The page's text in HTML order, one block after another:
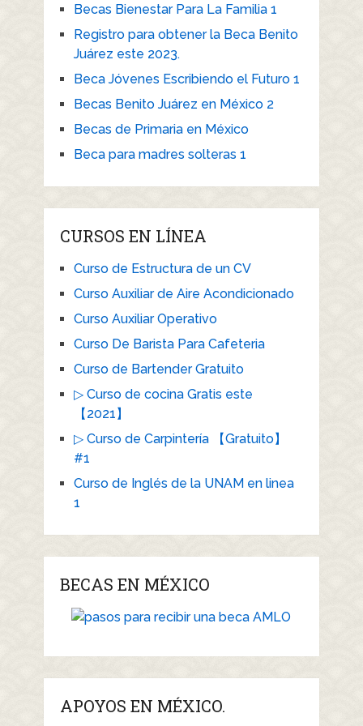
Becas Bienestar Para La Familia 1
Registro para obtener la Beca Benito
Juárez este 2023.
Beca Jóvenes Escribiendo el Futuro 1
Becas Benito Juárez en México 2
Becas de Primaria en México
Beca para madres solteras 1
CURSOS EN LÍNEA
Curso de Estructura de un CV
Curso Auxiliar de Aire Acondicionado
Curso Auxiliar Operativo
Curso De Barista Para Cafeteria
Curso de Bartender Gratuito
▷ Curso de cocina Gratis este
【2021】
▷ Curso de Carpintería 【Gratuito】
#1
Curso de Inglés de la UNAM en linea
1
BECAS EN MÉXICO
APOYOS EN MÉXICO.